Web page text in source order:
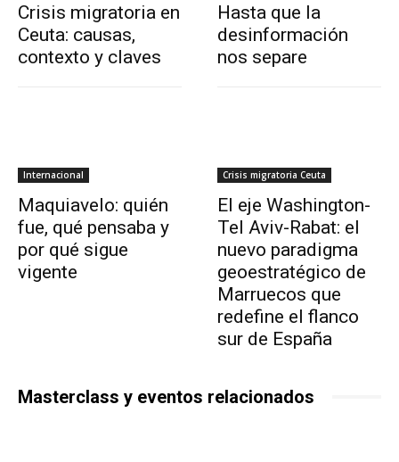
Crisis migratoria en
Ceuta: causas,
contexto y claves
Hasta que la
desinformación
nos separe
Internacional
Maquiavelo: quién
fue, qué pensaba y
por qué sigue
vigente
Crisis migratoria Ceuta
El eje Washington-
Tel Aviv-Rabat: el
nuevo paradigma
geoestratégico de
Marruecos que
redefine el flanco
sur de España
Masterclass y eventos relacionados